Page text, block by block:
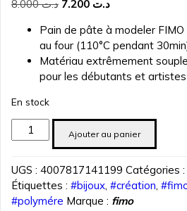
د.ت8.000
Le
initial
était :
د.ت 8.000.
د.تLe
actuel
est :
د.ت 7.200.
Pain de pâte à modeler
au four (110°C pendant
Matériau extrêmement
pour les débutants et
En stock
quantité
de
POLYMERE
FIMO
EFFECT
Ajouter au panier
UGS : 4007817141199 Catégories :
Étiquettes : #bijoux #création
#polymére Marque : fimo